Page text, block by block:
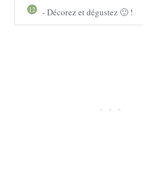
12 - Décorez et dégustez 🙂 !